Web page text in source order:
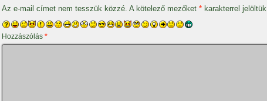
Az e-mail címet nem tesszük közzé. A kötelező mezőket * karakterrel jelöltük
Hozzászólás *